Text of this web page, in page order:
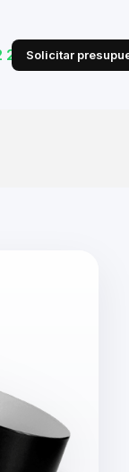
28 53Solicitar